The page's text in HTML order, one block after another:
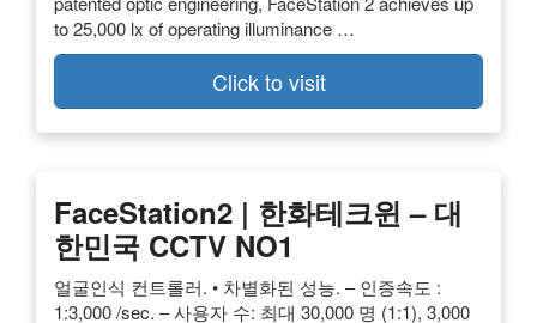
to 25,000 lx of operating illuminance …
Click to visit
FaceStation2 | 한화테크윈 – 대
한민국 CCTV NO1
얼굴인식 컨트롤러. • 차별화된 성능. – 인증속도 :
1:3,000 /sec. – 사용자 수: 최대 30,000 명 (1:1), 3,000